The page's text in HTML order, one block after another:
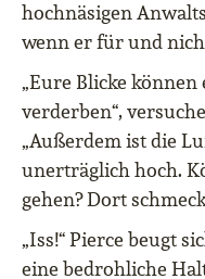
hochnäsigen
wenn er für und
„Eure Blicke
verderben“,
„Außerdem ist die
unerträglich hoch.
gehen? Dort
„Iss!“ Pierce beugt
eine bedrohliche